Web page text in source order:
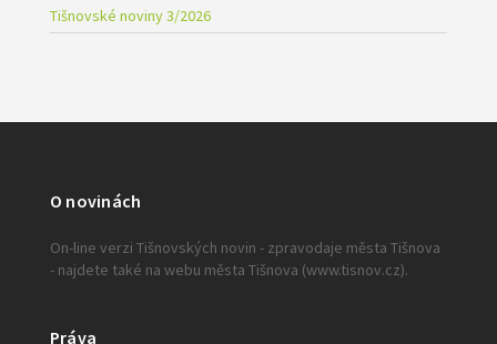
Tišnovské noviny 3/2026
O novinách
On-line verzi Tišnovských novin - zpravodaje města Tišnova
- najdete také na webu města Tišnova (www.tisnov.cz).
Práva